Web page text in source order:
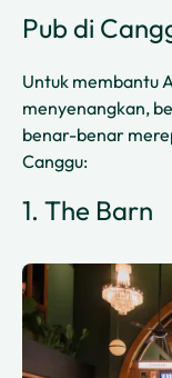
Pub di
Untuk membantu
menyenangkan,
benar-benar
Canggu:
1. The Barn